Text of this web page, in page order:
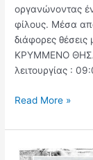
οργανώνοντας
φίλους. Μέσα
διάφορες
ΚΡΥΜΜΕΝΟ
λειτουργίας :
Read More »
Παρουσίαση